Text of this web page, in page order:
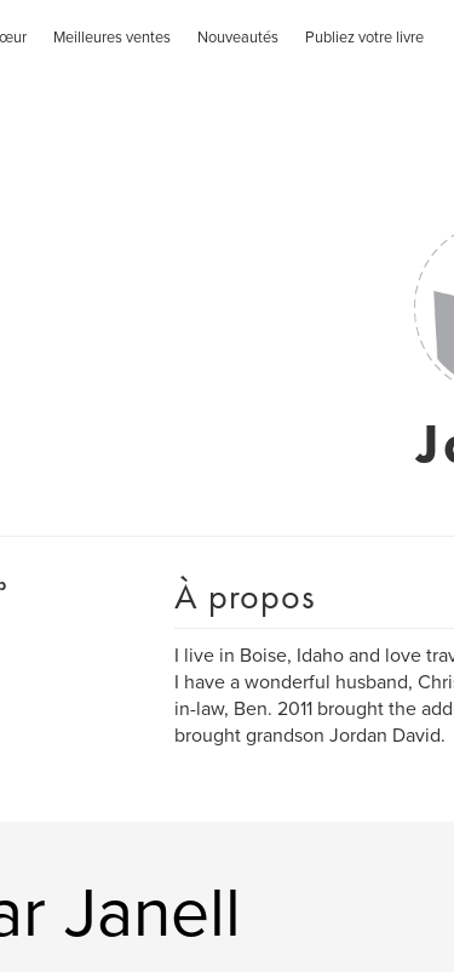
Meilleures ventes Nouveautés Publiez votre livre
À propos
I live in Boise, Idaho and love
I have a wonderful husband,
in-law, Ben. 2011 brought the
brought grandson Jordan David.
Janell